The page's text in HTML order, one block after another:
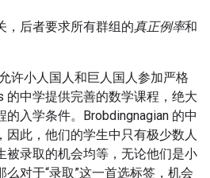
，后者要求所有群组的真正例率和
许小人国人和巨人国人参加严格
的中学提供完善的数学课程，绝大
入学条件。Brobdingnagian 的中
因此，他们的学生中只有极少数人
被录取的机会均等，无论他们是小
么对于“录取”这一首选标签，机会